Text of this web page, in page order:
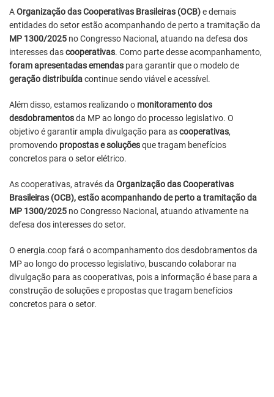
AOrganização das Cooperativas Brasileiras (OCB)e demais
entidades do setor estão acompanhando de perto a tramitação da
MP 1300/2025 no Congresso Nacional, atuando na defesa dos
interesses dascooperativas. Como parte desse acompanhamento,
foram apresentadas emendas para garantir que o modelo de
geração distribuídacontinue sendo viável e acessível.
Além disso, estamos realizando o monitoramento dos
desdobramentosda MP ao longo do processo legislativo. O
objetivo é garantir ampla divulgação para ascooperativas,
promovendo propostas e soluçõesque tragam benefícios
concretos para o setor elétrico.
As cooperativas, através da Organização das Cooperativas
Brasileiras (OCB), estão acompanhando de perto a tramitação da
MP 1300/2025 no Congresso Nacional, atuando ativamente na
defesa dos interesses do setor.
O energia.coop fará o acompanhamento dos desdobramentos da
MP ao longo do processo legislativo, buscando colaborar na
divulgação para as cooperativas, pois a informação é base para a
construção de soluções e propostas que tragam benefícios
concretos para o setor.